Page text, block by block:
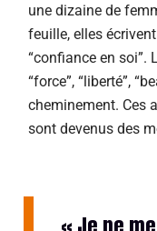
une dizaine de
feuille, elles
“confiance en soi”.
“force”, “liberté”,
cheminement. Ces
sont devenus des